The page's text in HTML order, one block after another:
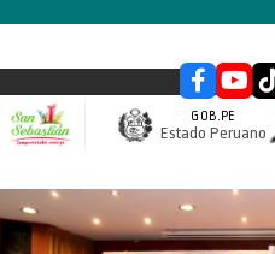
GOB.PE
Estado Peruano